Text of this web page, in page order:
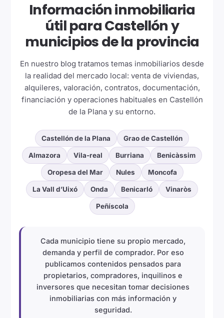
Información inmobiliaria
útil para Castellón y
municipios de la provincia
En nuestro blog tratamos temas inmobiliarios desde
la realidad del mercado local: venta de viviendas,
alquileres, valoración, contratos, documentación,
financiación y operaciones habituales en Castellón
de la Plana y su entorno.
Castellón de la Plana Grao de Castellón
Almazora Vila-real Burriana Benicàssim
Oropesa del Mar Nules Moncofa
La Vall d’Uixó Onda Benicarló Vinaròs
Peñíscola
Cada municipio tiene su propio mercado,
demanda y perfil de comprador. Por eso
publicamos contenidos pensados para
propietarios, compradores, inquilinos e
inversores que necesitan tomar decisiones
inmobiliarias con más información y
seguridad.